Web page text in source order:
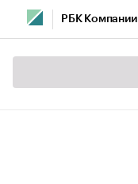
РБК Компании